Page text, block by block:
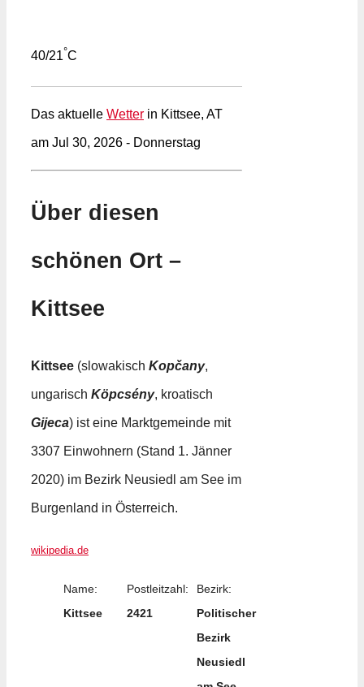
40/21°C
Das aktuelle Wetter in Kittsee, AT
am Jul 30, 2026 - Donnerstag
Über diesen
schönen Ort –
Kittsee
Kittsee (slowakisch Kopčany,
ungarisch Köpcsény, kroatisch
Gijeca) ist eine Marktgemeinde mit
3307 Einwohnern (Stand 1. Jänner
2020) im Bezirk Neusiedl am See im
Burgenland in Österreich.
wikipedia.de
Name:
Kittsee
Postleitzahl:
2421
Bezirk:
Politischer
Bezirk
Neusiedl